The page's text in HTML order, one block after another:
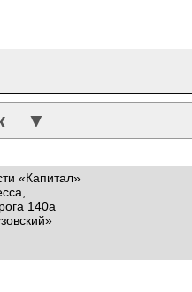
▼
«Капитал»
140а